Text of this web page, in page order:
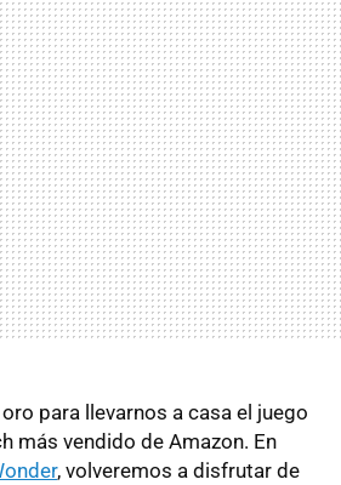
para llevarnos a casa el juego
más vendido de Amazon. En
, volveremos a disfrutar de